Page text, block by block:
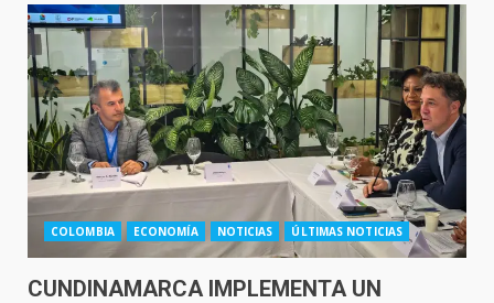
COLOMBIA ECONOMÍA NOTICIAS ÚLTIMAS NOTICIAS
CUNDINAMARCA IMPLEMENTA UN